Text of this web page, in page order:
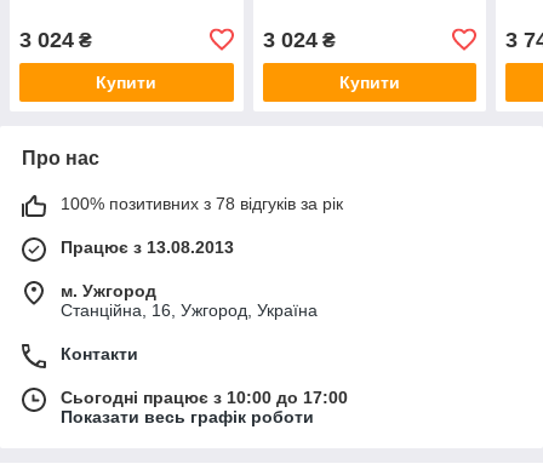
3 024 ₴
Купити
3 024₴
Купити
3
Про нас
100% позитивних з 78 відгуків за рік
Працює з 13.08.2013
м. Ужгород
Станційна, 16, Ужгород, Україна
Контакти
Сьогодні працює з 10:00 до 17:00
Показати весь графік роботи